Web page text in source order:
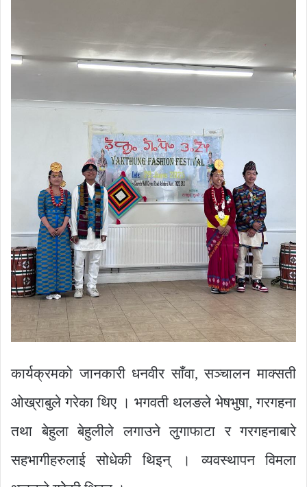
कार्यक्रमको जानकारी धनवीर साँवा, सञ्चालन माक्सती
ओख्राबुले गरेका थिए । भगवती थलङले भेषभुषा, गरगहना
तथा बेहुला बेहुलीले लगाउने लुगाफाटा र गरगहनाबारे
सहभागीहरुलाई सोधेकी थिइन् । व्यवस्थापन विमला